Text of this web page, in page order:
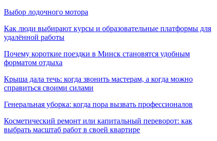
Выбор лодочного мотора
Как люди выбирают курсы и образовательные платформы для
удалённой работы
Почему короткие поездки в Минск становятся удобным
форматом отдыха
Крыша дала течь: когда звонить мастерам, а когда можно
справиться своими силами
Генеральная уборка: когда пора вызвать профессионалов
Косметический ремонт или капитальный переворот: как
выбрать масштаб работ в своей квартире